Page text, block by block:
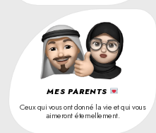
MES PARENTS
Ceux qui vous ont donné la vie et qui vous
aimeront éternellement.